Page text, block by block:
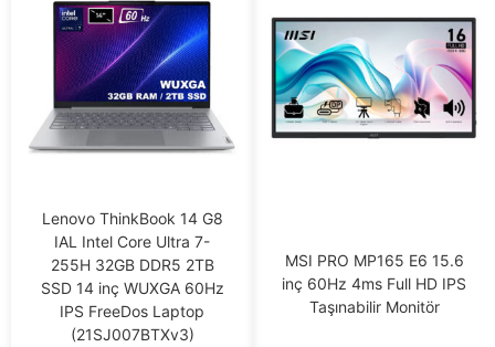
Lenovo ThinkBook 14 G8
IAL Intel Core Ultra 7-
255H 32GB DDR5 2TB
SSD 14 inç WUXGA 60Hz
IPS FreeDos Laptop
(21SJ007BTXv3)
MSI PRO MP165 E6 15.6
inç 60Hz 4ms Full HD IPS
Taşınabilir Monitör